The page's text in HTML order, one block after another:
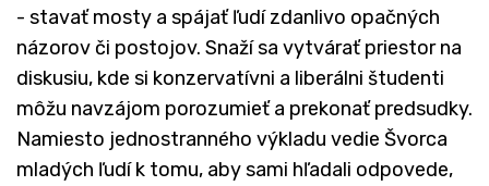
- stavať mosty a spájať ľudí zdanlivo opačných
názorov či postojov. Snaží sa vytvárať priestor na
diskusiu, kde si konzervatívni a liberálni študenti
môžu navzájom porozumieť a prekonať predsudky.
Namiesto jednostranného výkladu vedie Švorca
mladých ľudí k tomu, aby sami hľadali odpovede,